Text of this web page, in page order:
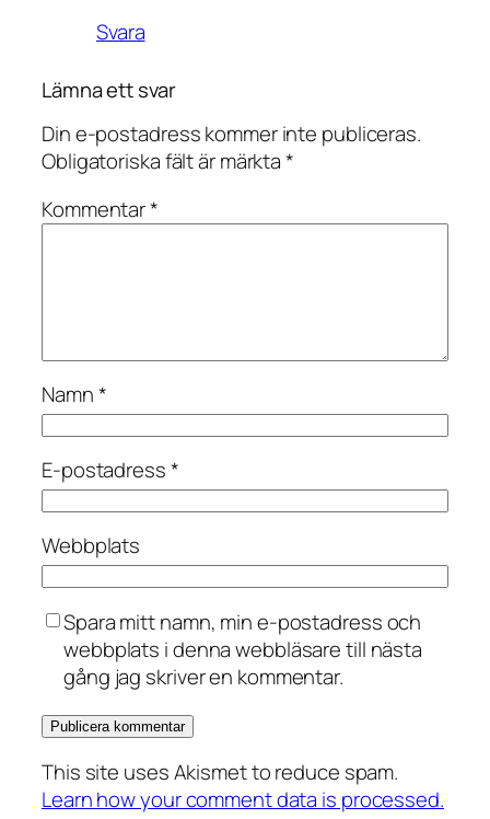
Svara
Lämna ett svar
Din e-postadress kommer inte publiceras.
Obligatoriska fält är märkta*
Kommentar*
Namn*
E-postadress*
Webbplats
Spara mitt namn, min e-postadress och
webbplats i denna webbläsare till nästa
gång jag skriver en kommentar.
This site uses Akismet to reduce spam.
Learn how your comment data is processed.